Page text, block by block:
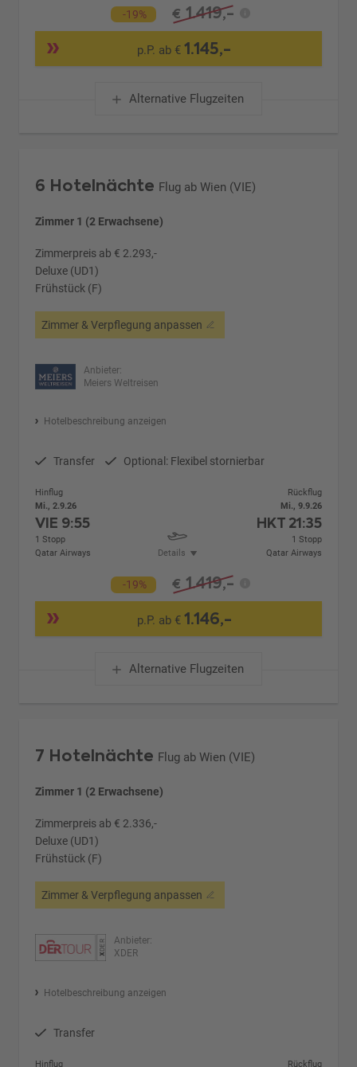
-19% € 1.419,-
p.P. ab €1.145,-
Alternative Flugzeiten
6 Hotelnächte Flug ab Wien (VIE)
Zimmer 1 (2 Erwachsene)
Zimmerpreis ab € 2.293,-
Deluxe (UD1)
Frühstück (F)
Zimmer & Verpflegung anpassen
Anbieter:
Meiers Weltreisen
Hotelbeschreibung anzeigen
Transfer Optional: Flexibel stornierbar
Hinflug
Mi., 2.9.26
VIE 9:55
1 Stopp
Qatar Airways
Details
Rückflug
Mi., 9.9.26
HKT 21:35
1 Stopp
Qatar Airways
-19% € 1.419,-
p.P. ab € 1.146,-
Alternative Flugzeiten
7 Hotelnächte Flug ab Wien (VIE)
Zimmer 1 (2 Erwachsene)
Zimmerpreis ab € 2.336,-
Deluxe (UD1)
Frühstück (F)
Zimmer & Verpflegung anpassen
Anbieter:
XDER
Hotelbeschreibung anzeigen
Transfer
Hinflug Rückflug